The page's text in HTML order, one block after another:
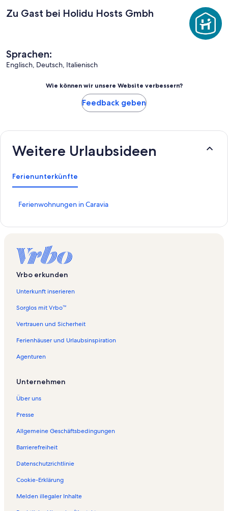
Zu Gast bei Holidu Hosts Gmbh
Sprachen:
Englisch, Deutsch, Italienisch
Wie können wir unsere Website verbessern?
Feedback geben
Weitere Urlaubsideen
Ferienunterkünfte
Ferienwohnungen in Caravia
L
d
e
d
e
f
l
e
d
S
e
i
e
f
n
e
:
e
Vrbo erkunden
Unterkunft inserieren
Sorglos mit Vrbo™
Vertrauen und Sicherheit
Ferienhäuser und Urlaubsinspiration
Agenturen
Unternehmen
Über uns
Presse
Allgemeine Geschäftsbedingungen
Barrierefreiheit
Datenschutzrichtlinie
Cookie-Erklärung
Melden illegaler Inhalte